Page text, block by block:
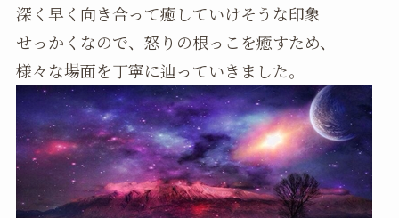
深く早く向き合って癒していけそうな印象
せっかくなので、怒りの根っこを癒すため、
様々な場面を丁寧に辿っていきました。